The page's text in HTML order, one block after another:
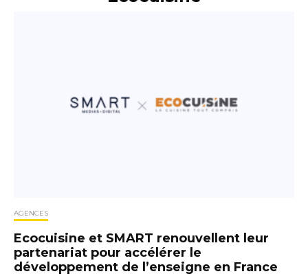
AGENCES
Ecocuisine et SMART renouvellent leur
partenariat pour accélérer le
développement de l’enseigne en France